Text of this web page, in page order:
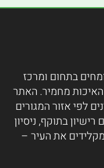
בתחום ומרכז
מחמיר. האתר
לפי אזור המגורים
בתוקף, ניסיון
את העיר –